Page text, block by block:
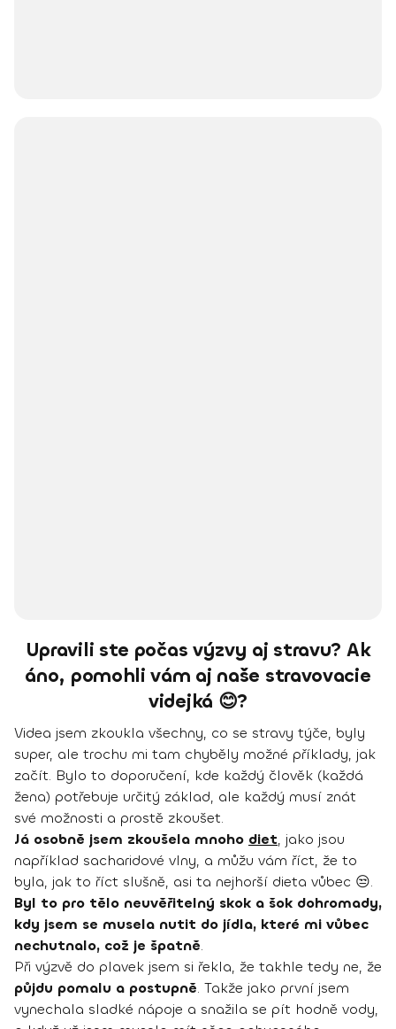
Upravili ste počas výzvy aj stravu? Ak
áno, pomohli vám aj naše stravovacie
videjká 😊?
Videa jsem zkoukla všechny, co se stravy týče, byly
super, ale trochu mi tam chyběly možné příklady, jak
začít. Bylo to doporučení, kde každý člověk (každá
žena) potřebuje určitý základ, ale každý musí znát
své možnosti a prostě zkoušet.
Já osobně jsem zkoušela mnoho diet, jako jsou
například sacharidové vlny, a můžu vám říct, že to
byla, jak to říct slušně, asi ta nejhorší dieta vůbec 😒.
Byl to pro tělo neuvěřitelný skok a šok dohromady,
kdy jsem se musela nutit do jídla, které mi vůbec
nechutnalo, což je špatně.
Při výzvě do plavek jsem si řekla, že takhle tedy ne, že
půjdu pomalu a postupně. Takže jako první jsem
vynechala sladké nápoje a snažila se pít hodně vody,